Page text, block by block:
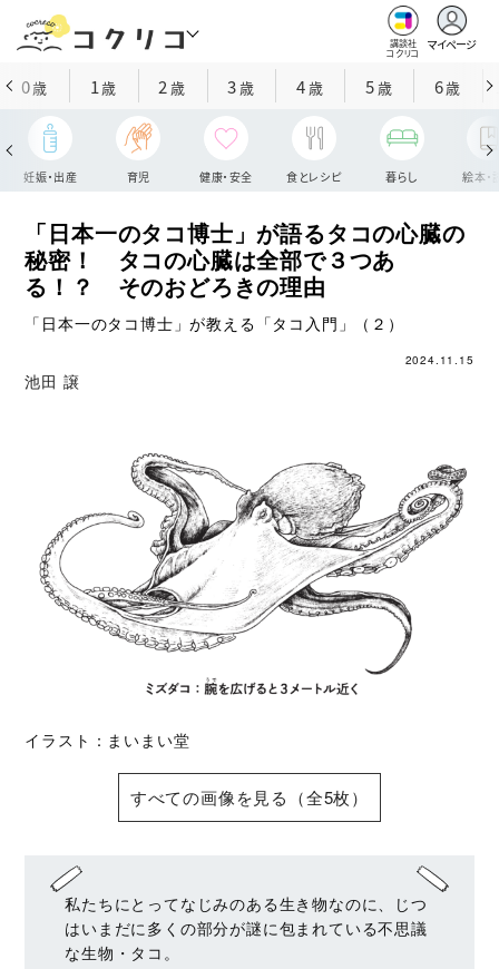
講談社
コクリコ
マイページ
0歳 1歳 2 歳 3歳 4歳 5歳 6歳
妊娠・出産 育児 健康・安全 食とレシピ 暮らし 絵本・
「日本一のタコ博士」が語るタコの心臓の
秘密！ タコの心臓は全部で３つあ
る！？ そのおどろきの理由
「日本一のタコ博士」が教える「タコ入門」（２）
2024.11.15
池田 譲
イラスト：まいまい堂
すべての画像を見る（全5枚）
私たちにとってなじみのある生き物なのに、じつ
はいまだに多くの部分が謎に包まれている不思議
な生物・タコ。